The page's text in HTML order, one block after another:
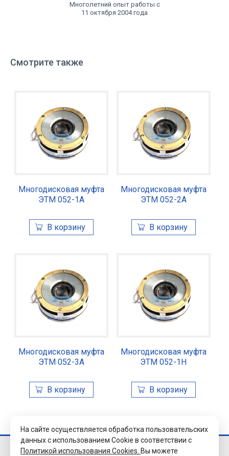
Многолетний опыт работы с
11 октября 2004 года
Смотрите также
Многодисковая муфта
ЭТМ 052-1А
Многодисковая муфта
ЭТМ 052-2А
Многодисковая муфта
ЭТМ 052-3А
Многодисковая муфта
ЭТМ 052-1Н
© 2026 Завод
На сайте осуществляется обработка пользовательских
данных с использованием Cookie в соответствии с
Политикой использования Cookies. Вы можете